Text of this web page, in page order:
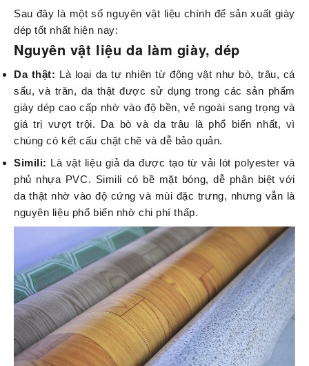
Sau đây là một số nguyên vật liệu chính để sản xuất giày
dép tốt nhất hiện nay:
Nguyên vật liệu da làm giày, dép
Da thật: Là loại da tự nhiên từ động vật như bò, trâu, cá
sấu, và trăn, da thật được sử dụng trong các sản phẩm
giày dép cao cấp nhờ vào độ bền, vẻ ngoài sang trọng và
giá trị vượt trội. Da bò và da trâu là phổ biến nhất, vì
chúng có kết cấu chặt chẽ và dễ bảo quản.
Simili: Là vật liệu giả da được tạo từ vải lót polyester và
phủ nhựa PVC. Simili có bề mặt bóng, dễ phân biệt với
da thật nhờ vào độ cứng và mùi đặc trưng, nhưng vẫn là
nguyên liệu phổ biến nhờ chi phí thấp.